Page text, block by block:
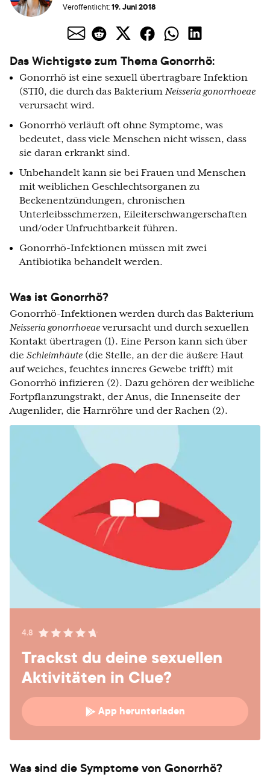
Veröffentlicht:19. Juni 2018
Das Wichtigste zum Thema Gonorrhö:
Gonorrhö ist eine sexuell übertragbare Infektion
(STI0, die durch das Bakterium Neisseria gonorrhoeae
verursacht wird.
Gonorrhö verläuft oft ohne Symptome, was
bedeutet, dass viele Menschen nicht wissen, dass
sie daran erkrankt sind.
Unbehandelt kann sie bei Frauen und Menschen
mit weiblichen Geschlechtsorganen zu
Beckenentzündungen, chronischen
Unterleibsschmerzen, Eileiterschwangerschaften
und/oder Unfruchtbarkeit führen.
Gonorrhö-Infektionen müssen mit zwei
Antibiotika behandelt werden.
Was ist Gonorrhö?
Gonorrhö-Infektionen werden durch das Bakterium
Neisseria gonorrhoeaeverursacht und durch sexuellen
Kontakt übertragen (1). Eine Person kann sich über
die Schleimhäute (die Stelle, an der die äußere Haut
auf weiches, feuchtes inneres Gewebe trifft) mit
Gonorrhö infizieren (2). Dazu gehören der weibliche
Fortpflanzungstrakt, der Anus, die Innenseite der
Augenlider, die Harnröhre und der Rachen (2).
4.8
Trackst du deine sexuellen
Aktivitäten in Clue?
App herunterladen
Was sind die Symptome von Gonorrhö?